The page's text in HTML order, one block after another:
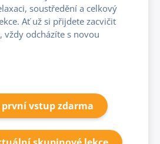
soustředění a celkový
Ať už si přijdete zacvičit
vždy odcházíte s novou
vstup zdarma